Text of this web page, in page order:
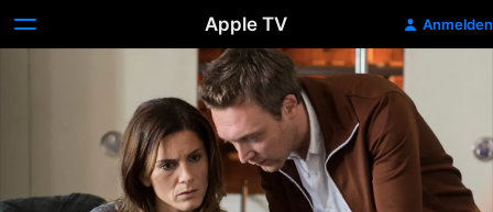
Apple TV Anmelden